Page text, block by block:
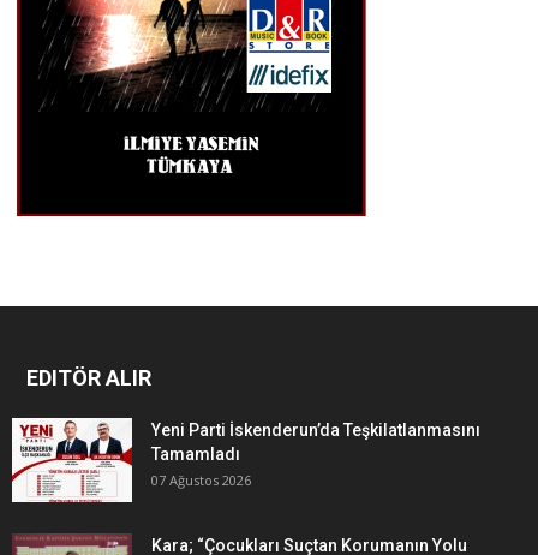
EDITÖR ALIR
Yeni Parti İskenderun’da Teşkilatlanmasını
Tamamladı
07 Ağustos 2026
Kara; “Çocukları Suçtan Korumanın Yolu